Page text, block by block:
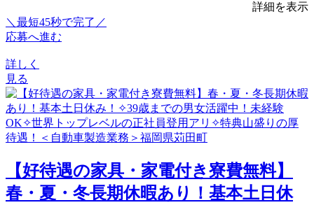
詳細を表示
＼最短45秒で完了／
応募へ進む
詳しく
見る
【好待遇の家具・家電付き寮費無料】
春・夏・冬長期休暇あり！基本土日休